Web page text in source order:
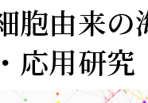
胞由来
応用研究